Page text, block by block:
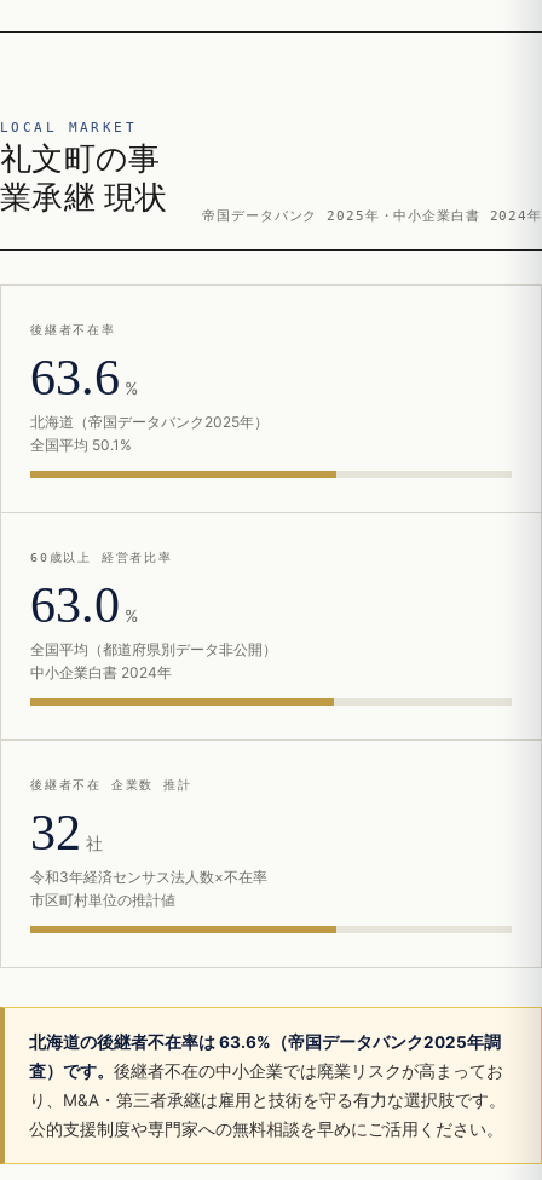
LOCAL MARKET
礼文町の事
業承継 現状
帝国データバンク 2025年・中小企業白書 2024年
後継者不在率
63.6 %
北海道（帝国データバンク2025年）
全国平均 50.1%
60歳以上 経営者比率
63.0 %
全国平均（都道府県別データ非公開）
中小企業白書 2024年
後継者不在 企業数 推計
32 社
令和3年経済センサス法人数×不在率
市区町村単位の推計値
北海道の後継者不在率は 63.6%（帝国データバンク2025年調
査）です。 後継者不在の中小企業では廃業リスクが高まってお
り、M&A・第三者承継は雇用と技術を守る有力な選択肢です。
公的支援制度や専門家への無料相談を早めにご活用ください。